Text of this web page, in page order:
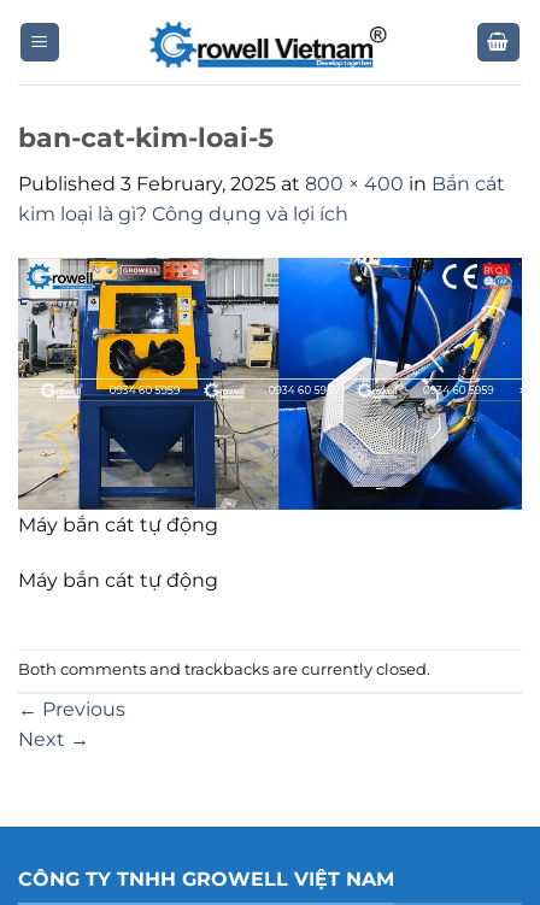
ban-cat-kim-loai-5
Published 3 February, 2025 at 800 × 400 in Bắn cát
kim loại là gì? Công dụng và lợi ích
Máy bắn cát tự động
Máy bắn cát tự động
Both comments and trackbacks are currently closed.
← Previous
Next →
CÔNG TY TNHH GROWELL VIỆT NAM